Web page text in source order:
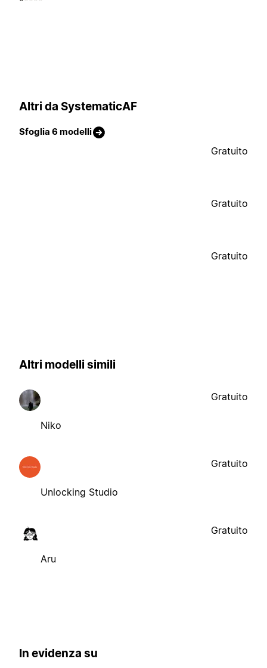
Altri da SystematicAF
Sfoglia 6 modelli
Gratuito
Gratuito
Gratuito
Altri modelli simili
Niko
Gratuito
Unlocking Studio
Gratuito
Aru
Gratuito
In evidenza su